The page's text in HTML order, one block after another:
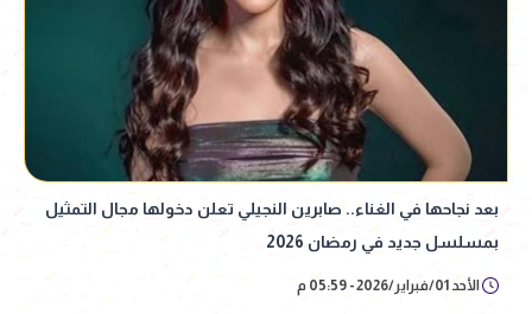
بعد نجاحها في الغناء.. صابرين النجيلي تعلن دخولها مجال التمثيل
بمسلسل جديد في رمضان 2026
الأحد 01/فبراير/2026 - 05:59 م